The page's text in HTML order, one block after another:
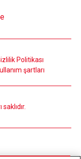
Politikası
şartları